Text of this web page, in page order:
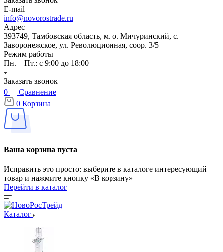
E-mail
info@novorostrade.ru
Адрес
393749, Тамбовская область, м. о. Мичуринский, с.
Заворонежское, ул. Революционная, соор. 3/5
Режим работы
Пн. – Пт.: с 9:00 до 18:00
Заказать звонок
0
Сравнение
0 Корзина
Ваша корзина пуста
Исправить это просто: выберите в каталоге интересующий
товар и нажмите кнопку «В корзину»
Перейти в каталог
Каталог